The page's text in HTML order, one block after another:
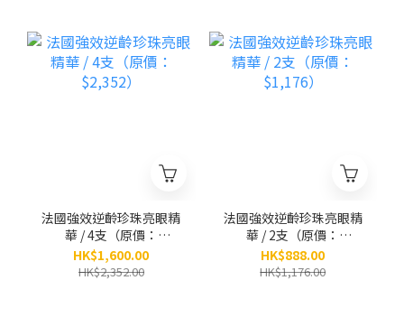
法國強效逆齡珍珠亮眼精
華 / 4支（原價：
$2,352）
HK$1,600.00
HK$2,352.00
法國強效逆齡珍珠亮眼精
華 / 2支（原價：
$1,176）
HK$888.00
HK$1,176.00